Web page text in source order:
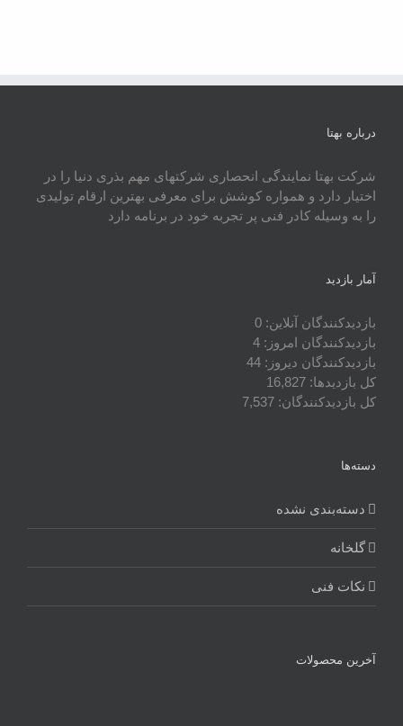
درباره بهتا
شرکت بهتا نمایندگی انحصاری شرکتهای مهم بذری دنیا را در
اختیار دارد و همواره کوشش برای معرفی بهترین ارقام تولیدی
را به وسیله کادر فنی پر تجربه خود در برنامه دارد
آمار بازدید
بازدیدکنندگان آنلاین: 0
بازدیدکنندگان امروز: 4
بازدیدکنندگان دیروز: 44
کل بازدیدها: 16,827
کل بازدیدکنند‌گان: 7,537
دسته‌ها
دسته‌بندی نشده
گلخانه
نکات فنی
آخرین محصولات